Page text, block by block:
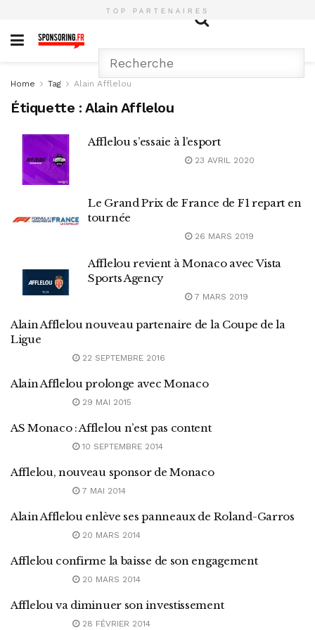
TOP PARTENAIRES
Home Tag Alain Afflelou
Étiquette :Alain Afflelou
Afflelou s’essaie à l’esport
23 AVRIL 2020
Le Grand Prix de France de F1 repart en
tournée
26 MARS 2019
Afflelou revient à Monaco avec Vista
Sports Agency
7 MARS 2019
Alain Afflelou nouveau partenaire de la Coupe de la
Ligue
22 SEPTEMBRE 2016
Alain Afflelou prolonge avec Monaco
29 MAI 2015
AS Monaco : Afflelou n’est pas content
10 SEPTEMBRE 2014
Afflelou, nouveau sponsor de Monaco
7 MAI 2014
Alain Afflelou enlève ses panneaux de Roland-Garros
20 MARS 2014
Afflelou confirme la baisse de son engagement
20 MARS 2014
Afflelou va diminuer son investissement
28 FÉVRIER 2014